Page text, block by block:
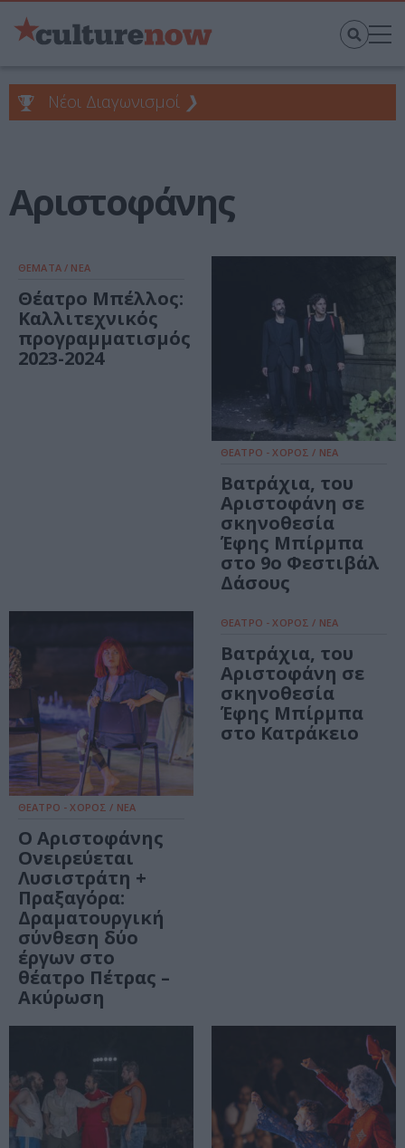
Νέοι Διαγωνισμοί ❯
Αριστοφάνης
ΘΕΜΑΤΑ / ΝΕΑ
Θέατρο Μπέλλος:
Καλλιτεχνικός
προγραμματισμός
2023-2024
ΘΕΑΤΡΟ - ΧΟΡΟΣ / ΝΕΑ
Βατράχια, του
Αριστοφάνη σε
σκηνοθεσία
Έφης Μπίρμπα
στο 9ο Φεστιβάλ
Δάσους
ΘΕΑΤΡΟ - ΧΟΡΟΣ / ΝΕΑ
Ο Αριστοφάνης
Ονειρεύεται
Λυσιστράτη +
Πραξαγόρα:
Δραματουργική
σύνθεση δύο
έργων στο
θέατρο Πέτρας –
Ακύρωση
ΘΕΑΤΡΟ - ΧΟΡΟΣ / ΝΕΑ
Βατράχια, του
Αριστοφάνη σε
σκηνοθεσία
Έφης Μπίρμπα
στο Κατράκειο